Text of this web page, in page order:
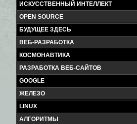
ИСКУССТВЕННЫЙ ИНТЕЛЛЕКТ
OPEN SOURCE
БУДУЩЕЕ ЗДЕСЬ
ВЕБ-РАЗРАБОТКА
КОСМОНАВТИКА
РАЗРАБОТКА ВЕБ-САЙТОВ
GOOGLE
ЖЕЛЕЗО
LINUX
АЛГОРИТМЫ